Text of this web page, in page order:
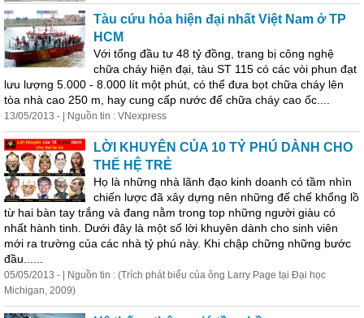
Tàu cứu hỏa hiện đại nhất Việt Nam ở TP
HCM
Với tổng đầu tư 48 tỷ đồng, trang bị công nghệ
chữa cháy hiện đại, tàu ST 115 có các vòi phun đạt
lưu lượng 5.000 - 8.000 lít một phút, có thể đưa bọt chữa cháy lên
tòa nhà cao 250 m, hay cung cấp nước để chữa cháy cao ốc....
13/05/2013 - | Nguồn tin : VNexpress
LỜI KHUYÊN CỦA 10 TỶ PHÚ DÀNH CHO
THẾ HỆ TRẺ
Họ là những nhà lãnh đạo kinh doanh có tầm nhìn
chiến lược đã xây dựng nên những đế chế khổng lồ
từ hai bàn tay trắng và đang nằm trong top những người giàu có
nhất hành tinh. Dưới đây là một số lời khuyên dành cho sinh viên
mới ra trường của các nhà tỷ phú này. Khi chập chững những bước
đầu......
05/05/2013 - | Nguồn tin : (Trích phát biểu của ông Larry Page tại Đại học
Michigan, 2009)